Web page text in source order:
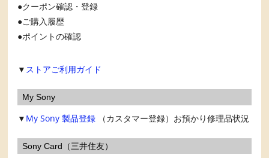
クーポン確認・登録
ご購入履歴
ポイントの確認
▼ ストアご利用ガイド
My Sony
▼ My Sony 製品登録 （カスタマー登録）お預かり修理品状況
Sony Card（三井住友）